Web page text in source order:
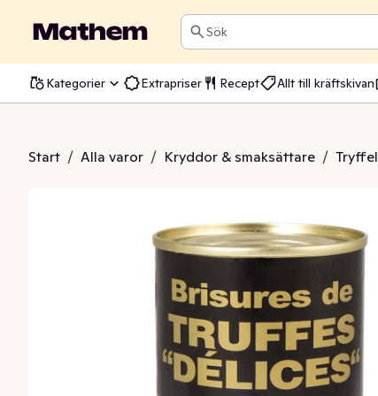
Sök
Kategorier Extrapriser Recept Allt till kräftskivan
Start / Alla varor / Kryddor & smaksättare / Tryffel
Brisure